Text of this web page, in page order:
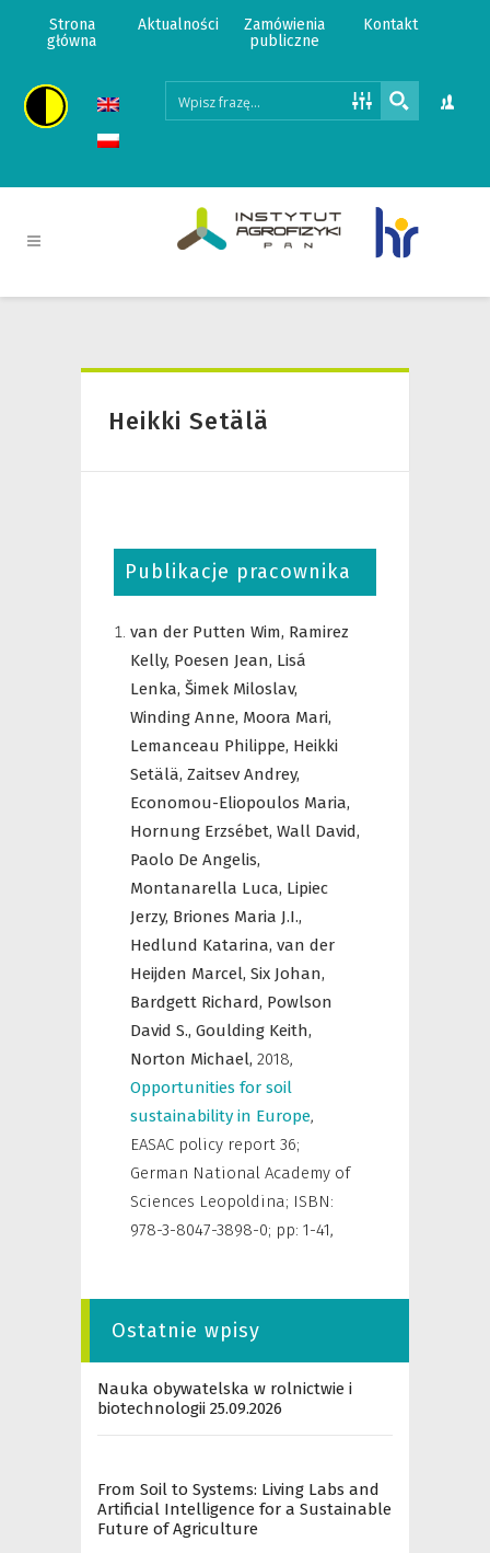
Strona
główna
Aktualności
Zamówienia
publiczne
Kontakt
Heikki Setälä
Publikacje pracownika
van der Putten Wim, Ramirez
Kelly, Poesen Jean, Lisá
Lenka, Šimek Miloslav,
Winding Anne, Moora Mari,
Lemanceau Philippe, Heikki
Setälä, Zaitsev Andrey,
Economou-Eliopoulos Maria,
Hornung Erzsébet, Wall David,
Paolo De Angelis,
Montanarella Luca, Lipiec
Jerzy, Briones Maria J.I.,
Hedlund Katarina, van der
Heijden Marcel, Six Johan,
Bardgett Richard, Powlson
David S., Goulding Keith,
Norton Michael, 2018,
Opportunities for soil
sustainability in Europe,
EASAC policy report 36;
German National Academy of
Sciences Leopoldina; ISBN:
978-3-8047-3898-0; pp: 1-41,
Ostatnie wpisy
Nauka obywatelska w rolnictwie i
biotechnologii 25.09.2026
From Soil to Systems: Living Labs and
Artificial Intelligence for a Sustainable
Future of Agriculture